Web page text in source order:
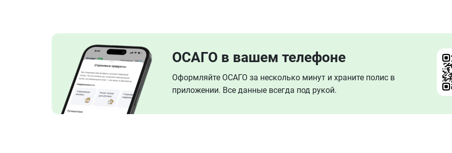
ОСАГО в вашем телефоне
Оформляйте ОСАГО за несколько минут и храните полис в
приложении. Все данные всегда под рукой.